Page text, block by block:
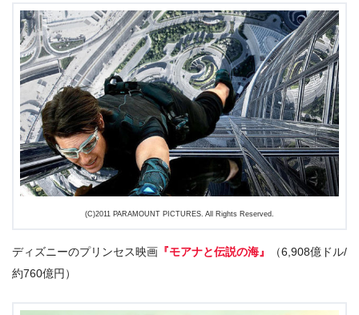
(C)2011 PARAMOUNT PICTURES. All Rights Reserved.
ディズニーのプリンセス映画 『モアナと伝説の海』
（6,908億ドル/
約760億円）